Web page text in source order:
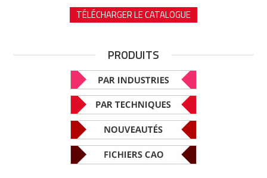
TÉLÉCHARGER LE CATALOGUE
PRODUITS